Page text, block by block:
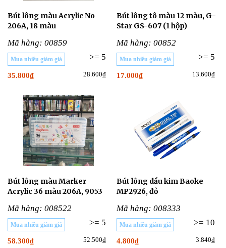
Bút lông màu Acrylic No
206A, 18 màu
Mã hàng: 00859
Mua nhiều giảm giá >= 5
35.800₫ 28.600₫
Bút lông tô màu 12 màu, G-
Star GS-607 (1 hộp)
Mã hàng: 00852
>= 5
Mua nhiều giảm giá
17.000₫ 13.600₫
Bút lông màu Marker
Acrylic 36 màu 206A, 9053
Mã hàng: 008522
Mua nhiều giảm giá >= 5
58.300₫ 52.500₫
Bút lông dầu kim Baoke
MP2926, đỏ
Mã hàng: 008333
Mua nhiều giảm giá >= 10
4.800₫ 3.840₫